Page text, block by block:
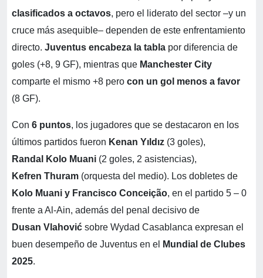
clasificados a octavos, pero el liderato del sector –y un
cruce más asequible– dependen de este enfrentamiento
directo. Juventus encabeza la tabla por diferencia de
goles (+8, 9 GF), mientras que Manchester City
comparte el mismo +8 pero con un gol menos a favor
(8 GF).
Con 6 puntos, los jugadores que se destacaron en los
últimos partidos fueron Kenan Yıldız (3 goles),
Randal Kolo Muani (2 goles, 2 asistencias),
Kefren Thuram (orquesta del medio). Los dobletes de
Kolo Muani y Francisco Conceição, en el partido 5 – 0
frente a Al-Ain, además del penal decisivo de
Dusan Vlahović sobre Wydad Casablanca expresan el
buen desempeño de Juventus en el
Mundial de Clubes
2025.